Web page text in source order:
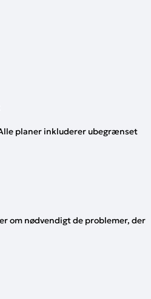
planer inkluderer ubegrænset
om nødvendigt de problemer, der